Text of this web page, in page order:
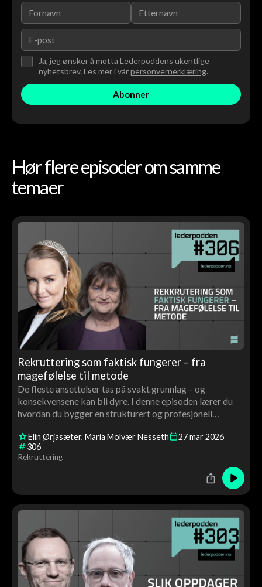
Ja, jeg ønsker å motta Lederpoddens ukentlige
nyhetsbrev. Les mer i vårpersonvernerklæring.
Hør flere episoder om samme
temaer
Rekruttering som faktisk fungerer – fra
magefølelse til metode
De fleste ansettelser tas på svakt grunnlag – og
konsekvensene kan bli dyre. I denne episoden lærer du
hvordan du bygger en strukturert og profesjonell
sannsynligheten for å ansette riktig kandidat.
Elin Ørjasæter Maria Molvær Nesseth 27mar2026
306
Rekruttering